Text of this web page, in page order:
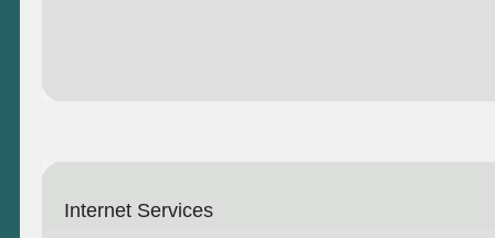
Internet Services